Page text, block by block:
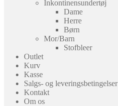
Inkontinensundertøj
Dame
Herre
Børn
Mor/Barn
Stofbleer
Outlet
Kurv
Kasse
Salgs- og leveringsbetingelser
Kontakt
Om os